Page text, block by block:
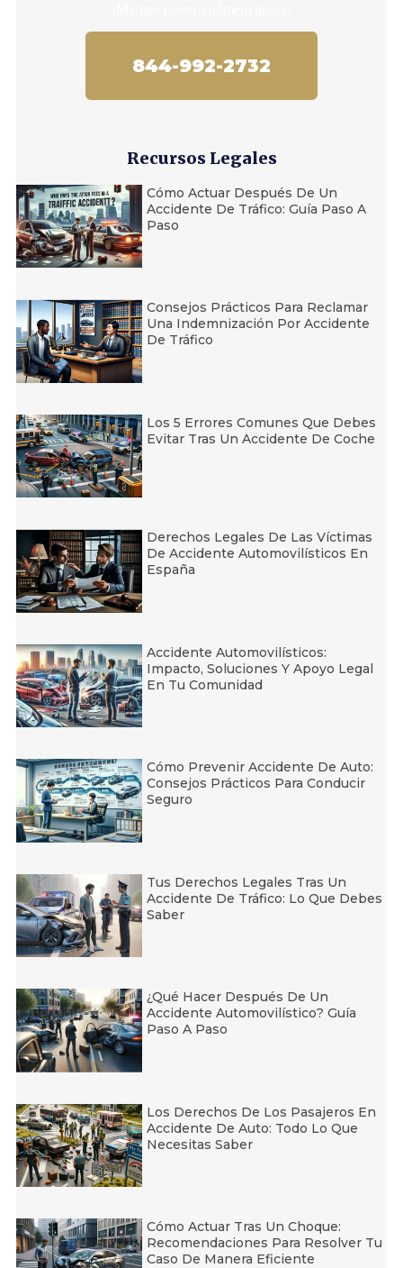
844-992-2732
Recursos Legales
Cómo Actuar Después De Un
Accidente De Tráfico: Guía Paso A
Paso
Consejos Prácticos Para Reclamar
Una Indemnización Por Accidente
De Tráfico
Los 5 Errores Comunes Que Debes
Evitar Tras Un Accidente De Coche
Derechos Legales De Las Víctimas
De Accidente Automovilísticos En
España
Accidente Automovilísticos:
Impacto, Soluciones Y Apoyo Legal
En Tu Comunidad
Cómo Prevenir Accidente De Auto:
Consejos Prácticos Para Conducir
Seguro
Tus Derechos Legales Tras Un
Accidente De Tráfico: Lo Que Debes
Saber
¿Qué Hacer Después De Un
Accidente Automovilístico? Guía
Paso A Paso
Los Derechos De Los Pasajeros En
Accidente De Auto: Todo Lo Que
Necesitas Saber
Cómo Actuar Tras Un Choque:
Recomendaciones Para Resolver Tu
Caso De Manera Eficiente